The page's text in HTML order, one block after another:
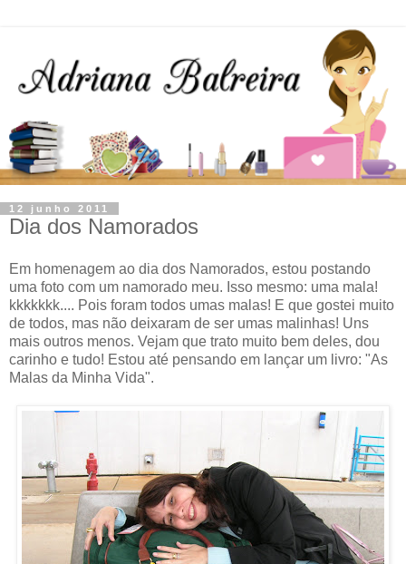
12 junho 2011
Dia dos Namorados
Em homenagem ao dia dos Namorados, estou postando
uma foto com um namorado meu. Isso mesmo: uma mala!
kkkkkkk.... Pois foram todos umas malas! E que gostei muito
de todos, mas não deixaram de ser umas malinhas! Uns
mais outros menos. Vejam que trato muito bem deles, dou
carinho e tudo! Estou até pensando em lançar um livro: "As
Malas da Minha Vida".